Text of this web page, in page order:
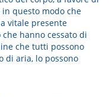
questo modo che
vitale presente
hanno cessato di
che tutti possono
di aria, lo possono